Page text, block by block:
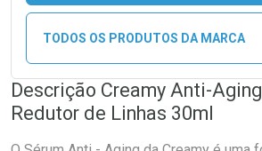
TODOS OS PRODUTOS DA MARCA
Descrição Creamy Anti-
Redutor de Linhas 30ml